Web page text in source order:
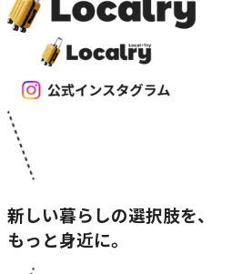
新しい暮らしの選択肢を、
もっと身近に。